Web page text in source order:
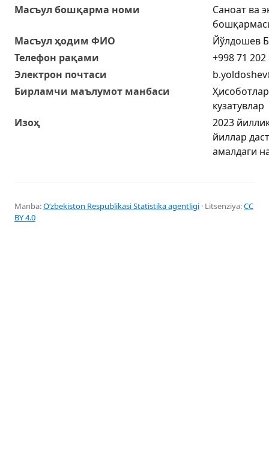
Масъул бошқарма номи
Саноат ва
Масъул ҳодим ФИО
Йўлдошев
Телефон рақами
+998 71 202
Электрон почтаси
Бирламчи маълумот манбаси
кузатувлар
Изоҳ
2023
йиллар
амалдаги
Manba:Oʻzbekiston Respublikasi Statistika agentligi · Litsenziya:CC
BY 4.0